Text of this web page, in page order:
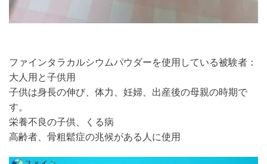
ファインタラカルシウムパウダーを使用している被験者：
大人用と子供用
子供は身長の伸び、体力、妊婦、出産後の母親の時期で
す。
栄養不良の子供、くる病
高齢者、骨粗鬆症の兆候がある人に使用